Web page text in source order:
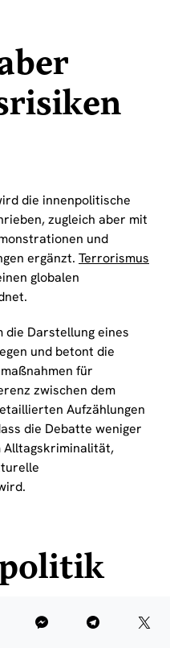
die innenpolitische
zugleich aber mit
und
ergänzt. Terrorismus
globalen
die Darstellung eines
und betont die
für
zwischen dem
Aufzählungen
die Debatte weniger
Alltagskriminalität,